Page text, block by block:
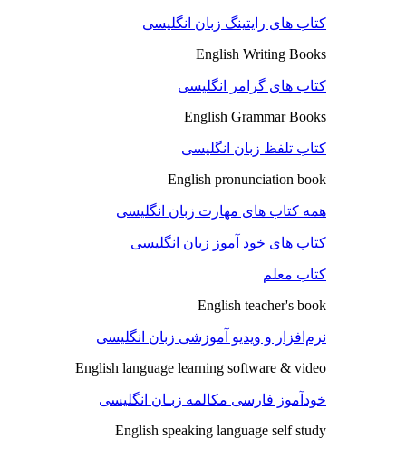
کتاب های رایتینگ زبان انگلیسی
English Writing Books
کتاب های گرامر انگلیسی
English Grammar Books
کتاب تلفظ زبان انگلیسی
English pronunciation book
همه کتاب های مهارت زبان انگلیسی
کتاب های خود آموز زبان انگلیسی
کتاب معلم
English teacher's book
نرم‌افزار و ویدیو آموزشی زبان انگلیسی
English language learning software & video
خودآموز فارسی مکالمه زبـان انگلیسی
English speaking language self study